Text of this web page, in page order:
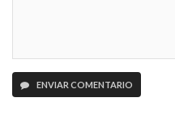
ENVIAR COMENTARIO